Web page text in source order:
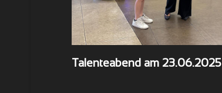
Talenteabend am 23.06.2025